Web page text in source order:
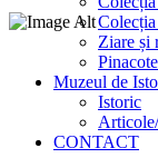
Ziare și
Muzeul de
Istoric
CONTACT